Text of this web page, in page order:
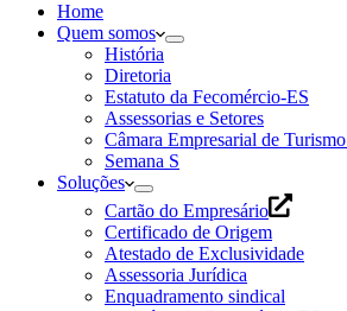
Home
Quem somos
História
Diretoria
Estatuto da Fecomércio-ES
Assessorias e Setores
Câmara Empresarial de
Semana S
Soluções
Cartão do Empresário
Certificado de Origem
Atestado de Exclusividade
Assessoria Jurídica
Enquadramento sindical